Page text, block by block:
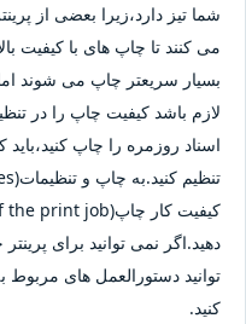
شما تیز دارد،زیرا بعضی از
می کنند تا چاپ های با کیفیت
بسیار سریعتر چاپ می شوند
لازم باشد کیفیت چاپ را در
اسناد روزمره را چاپ
دهید.اگر نمی توانید برای
توانید دستورالعمل های
کنید.